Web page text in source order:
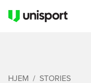
HJEM STORIES